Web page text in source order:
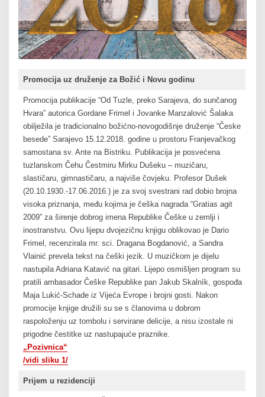
Promocija uz druženje za Božić i Novu godinu
Promocija publikacije “Od Tuzle, preko Sarajeva, do sunčanog
Hvara” autorica Gordane Frimel i Jovanke Manzalović Šalaka
obilježila je tradicionalno božićno-novogodišnje druženje “Česke
besede” Sarajevo 15.12.2018. godine u prostoru Franjevačkog
samostana sv. Ante na Bistriku. Publikacija je posvećena
tuzlanskom Čehu Čestmiru Mirku Dušeku – muzičaru,
slastičaru, gimnastičaru, a najviše čovjeku. Profesor Dušek
(20.10.1930.-17.06.2016.) je za svoj svestrani rad dobio brojna
visoka priznanja, među kojima je češka nagrada “Gratias agit
2009” za širenje dobrog imena Republike Češke u zemlji i
inostranstvu. Ovu lijepu dvojezičnu knjigu oblikovao je Dario
Frimel, recenzirala mr. sci. Dragana Bogdanović, a Sandra
Vlainić prevela tekst na češki jezik. U muzičkom je dijelu
nastupila Adriana Katavić na gitari. Lijepo osmišljen program su
pratili ambasador Češke Republike pan Jakub Skalník, gospođa
Maja Lukić-Schade iz Vijeća Evrope i brojni gosti. Nakon
promocije knjige družili su se s članovima u dobrom
raspoloženju uz tombolu i servirane delicije, a nisu izostale ni
prigodne čestitke uz nastupajuće praznike.
„Pozivnica“
/vidi sliku 1/
Prijem u rezidenciji